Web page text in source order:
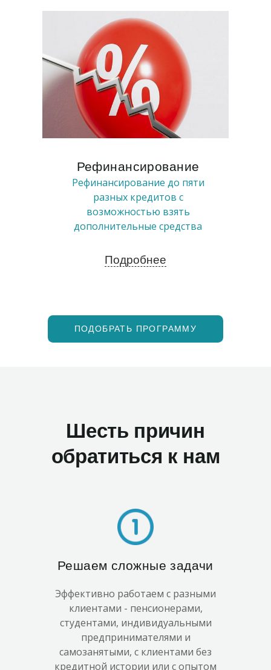
Рефинансирование
Рефинансирование до пяти
разных кредитов с
возможностью взять
дополнительные средства
Подробнее
ПОДОБРАТЬ ПРОГРАММУ
Шесть причин
обратиться к нам
Решаем сложные задачи
Эффективно работаем с разными
клиентами - пенсионерами,
студентами, индивидуальными
предпринимателями и
самозанятыми, с клиентами без
кредитной истории или с опытом